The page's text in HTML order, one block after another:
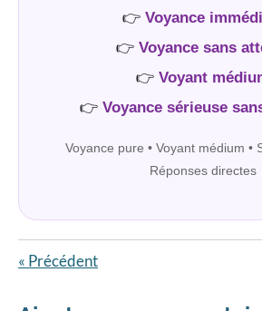
👉 Voyance
👉 Voyance sans
👉 Voyant
👉 Voyance sérieuse
Voyance pure • Voyant médium •
Réponses directes
« Précédent